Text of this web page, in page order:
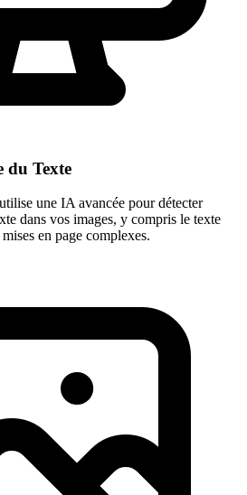
du Texte
une IA avancée pour détecter
dans vos images, y compris le texte
en page complexes.